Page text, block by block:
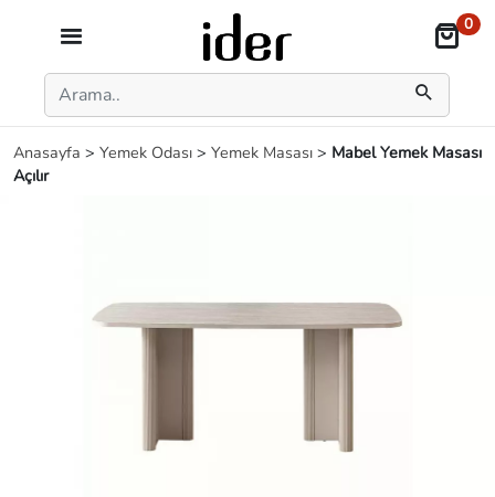
0
Anasayfa > Yemek Odası > Yemek Masası > Mabel Yemek Masası
Açılır